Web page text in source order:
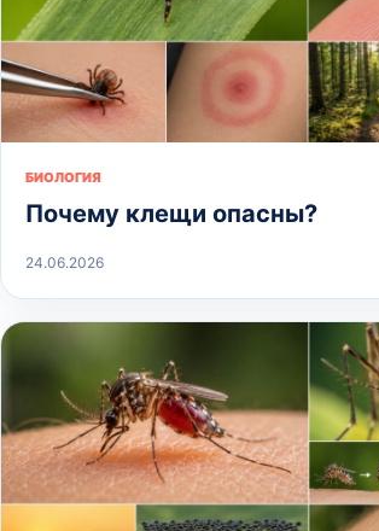
БИОЛОГИЯ
Почему клещи опасны?
24.06.2026